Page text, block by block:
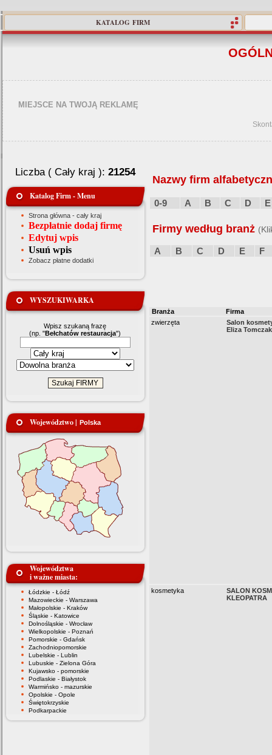
KATALOG FIRM
MIEJSCE NA TWOJĄ REKLAMĘ
Liczba ( Cały kraj ): 21254
Katalog Firm - Menu
Strona główna - cały kraj
Bezpłatnie dodaj firmę
Edytuj wpis
Usuń wpis
Zobacz płatne dodatki
WYSZUKIWARKA
Wpisz szukaną frazę
(np. "Bełchatów restauracja")
Województwo | Polska
Województwa
i ważne miasta:
Łódzkie - Łódź
Mazowieckie - Warszawa
Małopolskie - Kraków
Śląskie - Katowice
Dolnośląskie - Wrocław
Wielkopolskie - Poznań
Pomorskie - Gdańsk
Zachodniopomorskie
Lubelskie - Lublin
Lubuskie - Zielona Góra
Kujawsko - pomorskie
Podlaskie - Białystok
Warmińsko - mazurskie
Opolskie - Opole
Świętokrzyskie
Podkarpackie
Nazwy firm
0-9 A B C D E
Firmy według branż
A B C D E F
Branża
Firma
zwierzęta
Salon
Eliza Tomczak
kosmetyka
SALON
KLEOPATRA